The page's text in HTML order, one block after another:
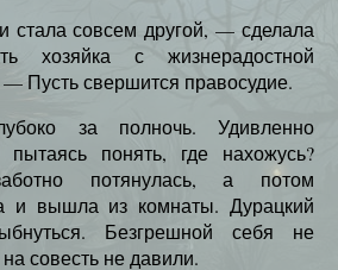
стала совсем другой, — сделала
хозяйка с жизнерадостной
Пусть свершится правосудие.
за полночь. Удивленно
пытаясь понять, где нахожусь?
потянулась, а потом
и вышла из комнаты. Дурацкий
Безгрешной себя не
совесть не давили.